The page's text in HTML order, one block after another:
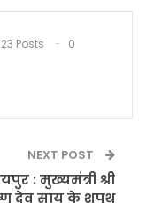
Posts
0
NEXT POST
: मुख्यमंत्री श्री
देव साय के शपथ